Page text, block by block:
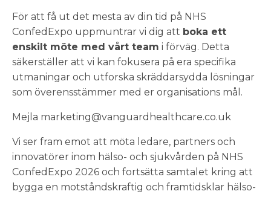
För att få ut det mesta av din tid på NHS
ConfedExpo uppmuntrar vi dig att boka ett
enskilt möte med vårt team i förväg. Detta
säkerställer att vi kan fokusera på era specifika
utmaningar och utforska skräddarsydda lösningar
som överensstämmer med er organisations mål.
Mejla marketing@vanguardhealthcare.co.uk
Vi ser fram emot att möta ledare, partners och
innovatörer inom hälso- och sjukvården på NHS
ConfedExpo 2026 och fortsätta samtalet kring att
bygga en motståndskraftig och framtidsklar hälso-